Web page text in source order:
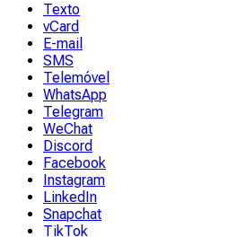
Texto
vCard
E-mail
SMS
Telemóvel
WhatsApp
Telegram
WeChat
Discord
Facebook
Instagram
LinkedIn
Snapchat
TikTok